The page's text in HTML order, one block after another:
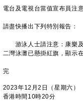
電台及電視台當值宣布員注意
請盡快播出下列特別報告：
游泳人士請注意：康樂及
二灣泳灘已懸掛紅旗，顯示
完
2023年12月2日（星期六）
香港時間10時20分